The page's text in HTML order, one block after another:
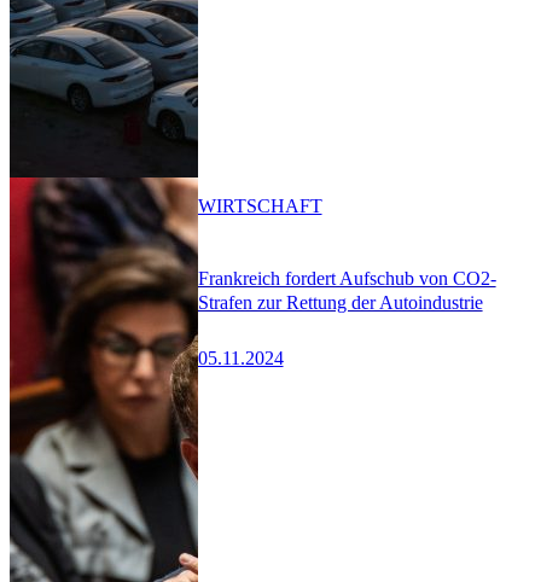
Frankreich fordert Aufschub von CO2-
Strafen zur Rettung der Autoindustrie
05.11.2024
WIRTSCHAFT